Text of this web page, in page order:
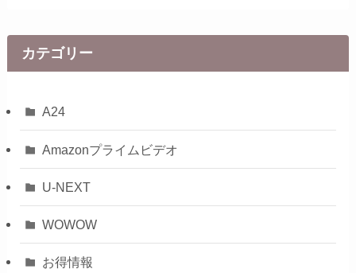
カテゴリー
A24
Amazonプライムビデオ
U-NEXT
WOWOW
お得情報